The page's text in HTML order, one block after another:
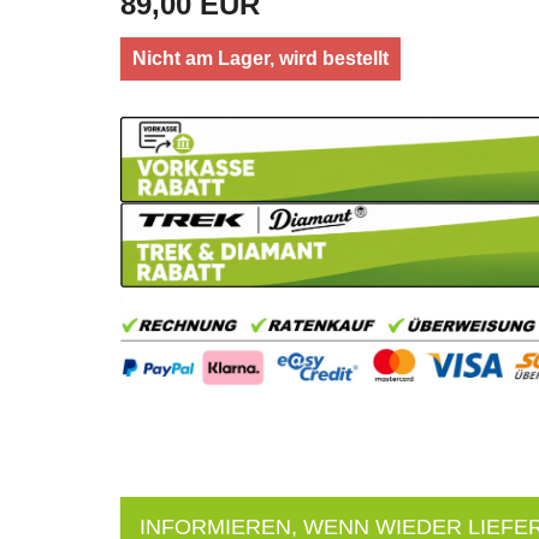
Nicht am Lager, wird bestellt
INFORMIEREN, WENN WIEDER